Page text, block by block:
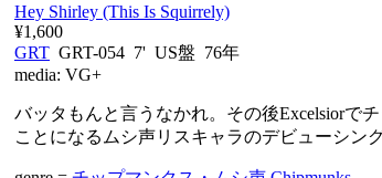
Hey Shirley (This Is Squirrely)
¥1,600
GRT GRT-054 7' US盤 76年
media: VG+
バッタもんと言うなかれ。その後Excelsiorで
ことになるムシ声リスキャラのデビューシン